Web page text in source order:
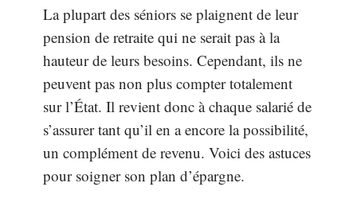
La plupart des séniors se plaignent de leur
pension de retraite qui ne serait pas à la
hauteur de leurs besoins. Cependant, ils ne
peuvent pas non plus compter totalement
sur l’État. Il revient donc à chaque salarié de
s’assurer tant qu’il en a encore la possibilité,
un complément de revenu. Voici des astuces
pour soigner son plan d’épargne.